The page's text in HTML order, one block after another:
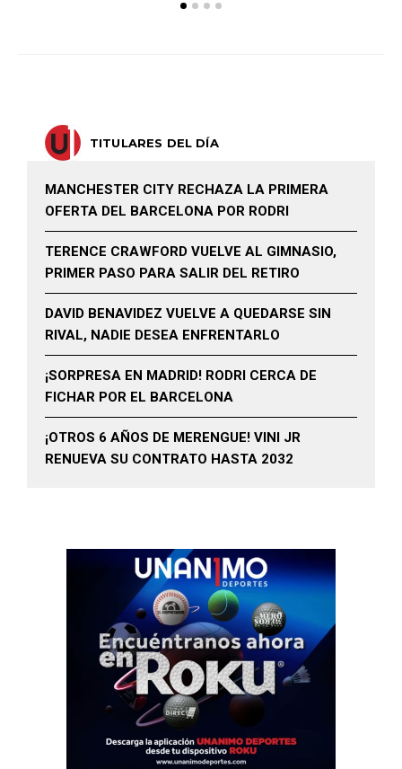
TITULARES DEL DÍA
MANCHESTER CITY RECHAZA LA PRIMERA
OFERTA DEL BARCELONA POR RODRI
TERENCE CRAWFORD VUELVE AL GIMNASIO,
PRIMER PASO PARA SALIR DEL RETIRO
DAVID BENAVIDEZ VUELVE A QUEDARSE SIN
RIVAL, NADIE DESEA ENFRENTARLO
¡SORPRESA EN MADRID! RODRI CERCA DE
FICHAR POR EL BARCELONA
¡OTROS 6 AÑOS DE MERENGUE! VINI JR
RENUEVA SU CONTRATO HASTA 2032